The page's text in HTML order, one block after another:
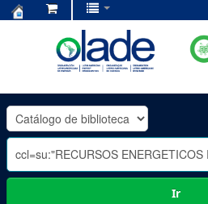
OLADE
-
Ir